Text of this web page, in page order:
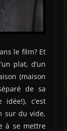
le film? Et
plat, d’un
(maison
de sa
c’est
sur du vide,
à se mettre